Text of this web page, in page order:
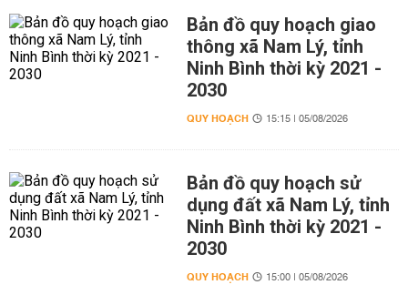
Bản đồ quy hoạch giao
thông xã Nam Lý, tỉnh
Ninh Bình thời kỳ 2021 -
2030
QUY HOẠCH 15:15 | 05/08/2026
Bản đồ quy hoạch sử
dụng đất xã Nam Lý, tỉnh
Ninh Bình thời kỳ 2021 -
2030
QUY HOẠCH 15:00 | 05/08/2026